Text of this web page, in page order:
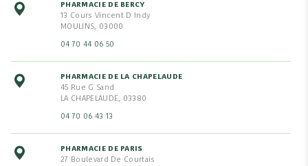
PHARMACIE DE BERCY
13 Cours Vincent D Indy
MOULINS, 03000
04 70 44 06 50
PHARMACIE DE LA CHAPELAUDE
45 Rue G Sand
LA CHAPELAUDE, 03380
04 70 06 43 13
PHARMACIE DE PARIS
27 Boulevard De Courtais